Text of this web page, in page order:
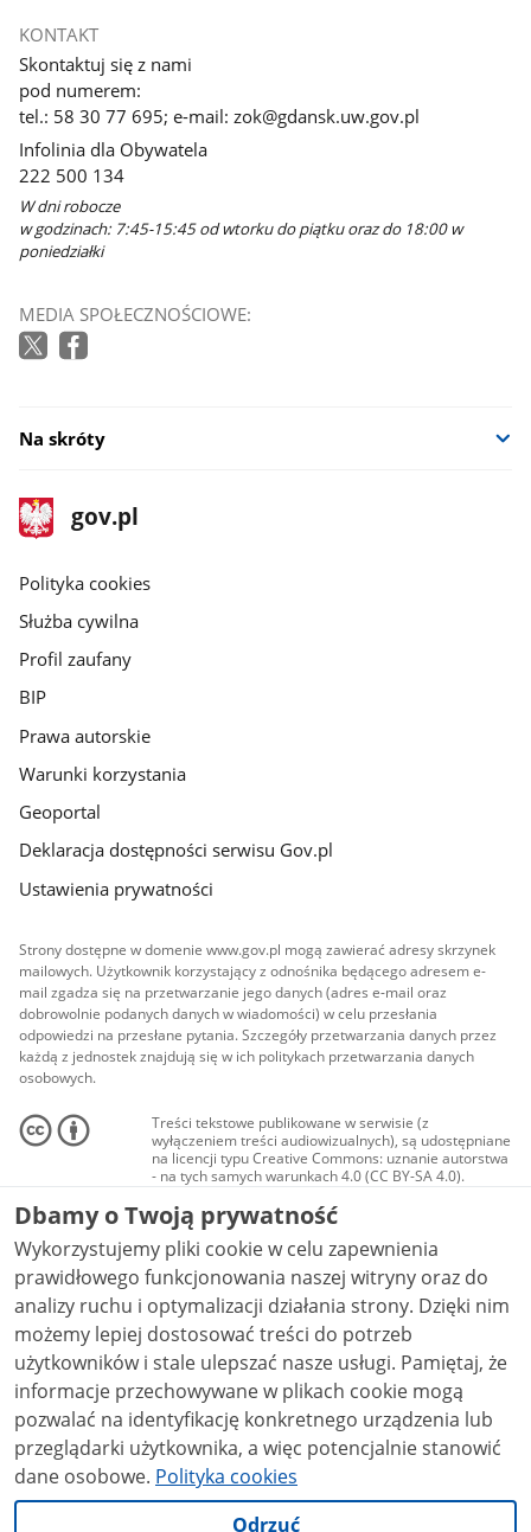
KONTAKT
Skontaktuj się z nami
pod numerem:
tel.: 58 30 77 695; e-mail: zok@gdansk.uw.gov.pl
Infolinia dla Obywatela
222 500 134
W dni robocze
w godzinach: 7:45-15:45 od wtorku do piątku oraz do 18:00 w
poniedziałki
MEDIA SPOŁECZNOŚCIOWE:
Na skróty
stopka
gov.pl
Strona
gov.pl
gov.pl
Polityka cookies
Służba cywilna
Profil zaufany
BIP
Prawa autorskie
Warunki korzystania
Geoportal
Deklaracja dostępności serwisu Gov.pl
Ustawienia prywatności
Strony dostępne w domenie www.gov.pl mogą zawierać adresy skrzynek
mailowych. Użytkownik korzystający z odnośnika będącego adresem e-
mail zgadza się na przetwarzanie jego danych (adres e-mail oraz
dobrowolnie podanych danych w wiadomości) w celu przesłania
odpowiedzi na przesłane pytania. Szczegóły przetwarzania danych przez
każdą z jednostek znajdują się w ich politykach przetwarzania danych
osobowych.
Treści tekstowe publikowane w serwisie (z
wyłączeniem treści audiowizualnych), są udostępniane
na licencji typu Creative Commons: uznanie autorstwa
- na tych samych warunkach 4.0 (CC BY-SA 4.0).
Materiały audiowizualne, w tym zdjęcia, materiały
audio i wideo, są udostępniane na licencji typu
Creative Commons: uznanie autorstwa użycie
niekomercyjne - bez utworów zależnych 4.0 (CC BY-
NC-ND 4.0), o ile nie jest to stwierdzone inaczej.
Dbamy o Twoją prywatność
Wykorzystujemy pliki cookie w celu zapewnienia
prawidłowego funkcjonowania naszej witryny oraz do
analizy ruchu i optymalizacji działania strony. Dzięki nim
możemy lepiej dostosować treści do potrzeb
użytkowników i stale ulepszać nasze usługi. Pamiętaj, że
informacje przechowywane w plikach cookie mogą
pozwalać na identyfikację konkretnego urządzenia lub
przeglądarki użytkownika, a więc potencjalnie stanowić
dane osobowe. Polityka cookies
Odrzuć